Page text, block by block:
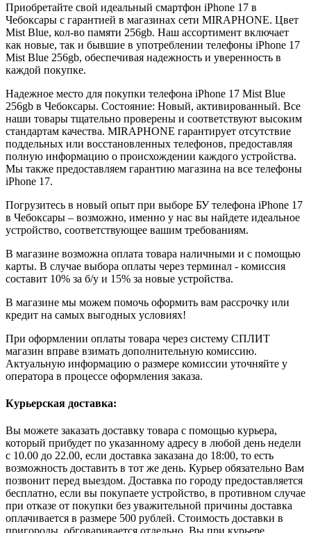
Приобретайте свой идеальный смартфон iPhone 17 в
Чебоксары с гарантией в магазинах сети MIRAPHONE. Цвет
Mist Blue, кол-во памяти 256gb. Наш ассортимент включает
как новые, так и бывшие в употреблении телефоны iPhone 17
Mist Blue 256gb, обеспечивая надежность и уверенность в
каждой покупке.
Надежное место для покупки телефона iPhone 17 Mist Blue
256gb в Чебоксары. Состояние: Новый, активированный. Все
наши товары тщательно проверены и соответствуют высоким
стандартам качества. MIRAPHONE гарантирует отсутствие
поддельных или восстановленных телефонов, предоставляя
полную информацию о происхождении каждого устройства.
Мы также предоставляем гарантию магазина на все телефоны
iPhone 17.
Погрузитесь в новый опыт при выборе БУ телефона iPhone 17
в Чебоксары – возможно, именно у нас вы найдете идеальное
устройство, соответствующее вашим требованиям.
В магазине возможна оплата товара наличными и с помощью
карты. В случае выбора оплаты через терминал - комиссия
составит 10% за б/у и 15% за новые устройства.
В магазине мы можем помочь оформить вам рассрочку или
кредит на самых выгодных условиях!
При оформлении оплаты товара через систему СПЛИТ
магазин вправе взимать дополнительную комиссию.
Актуальную информацию о размере комиссии уточняйте у
оператора в процессе оформления заказа.
Курьерская доставка:
Вы можете заказать доставку товара с помощью курьера,
который прибудет по указанному адресу в любой день недели
с 10.00 до 22.00, если доставка заказана до 18:00, то есть
возможность доставить в тот же день. Курьер обязательно Вам
позвонит перед выездом. Доставка по городу предоставляется
бесплатно, если вы покупаете устройство, в противном случае
при отказе от покупки без уважительной причины доставка
оплачивается в размере 500 рублей. Стоимость доставки в